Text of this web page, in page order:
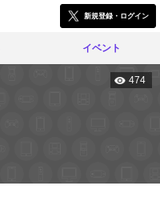
新規登録・ログイン
イベント
474